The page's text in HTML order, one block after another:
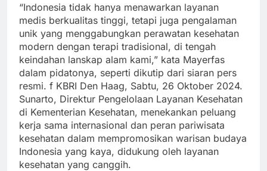
“Indonesia tidak hanya menawarkan layanan
medis berkualitas tinggi, tetapi juga pengalaman
unik yang menggabungkan perawatan kesehatan
modern dengan terapi tradisional, di tengah
keindahan lanskap alam kami,” kata Mayerfas
dalam pidatonya, seperti dikutip dari siaran pers
resmi. f KBRI Den Haag, Sabtu, 26 Oktober 2024.
Sunarto, Direktur Pengelolaan Layanan Kesehatan
di Kementerian Kesehatan, menekankan peluang
kerja sama internasional dan peran pariwisata
kesehatan dalam mempromosikan warisan budaya
Indonesia yang kaya, didukung oleh layanan
kesehatan yang canggih.